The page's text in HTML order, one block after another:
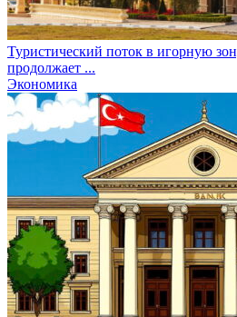
Туристический поток в игорную
продолжает ...
Экономика